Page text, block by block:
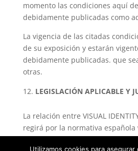
momento las condiciones aquí
debidamente publicadas como
La vigencia de las citadas
de su exposición y estarán
debidamente publicadas. que
otras.
LEGISLACIÓN APLICABLE Y
La relación entre VISUAL
regirá por la normativa
controversia se someterá a los
Utilizamos cookies para asegurar